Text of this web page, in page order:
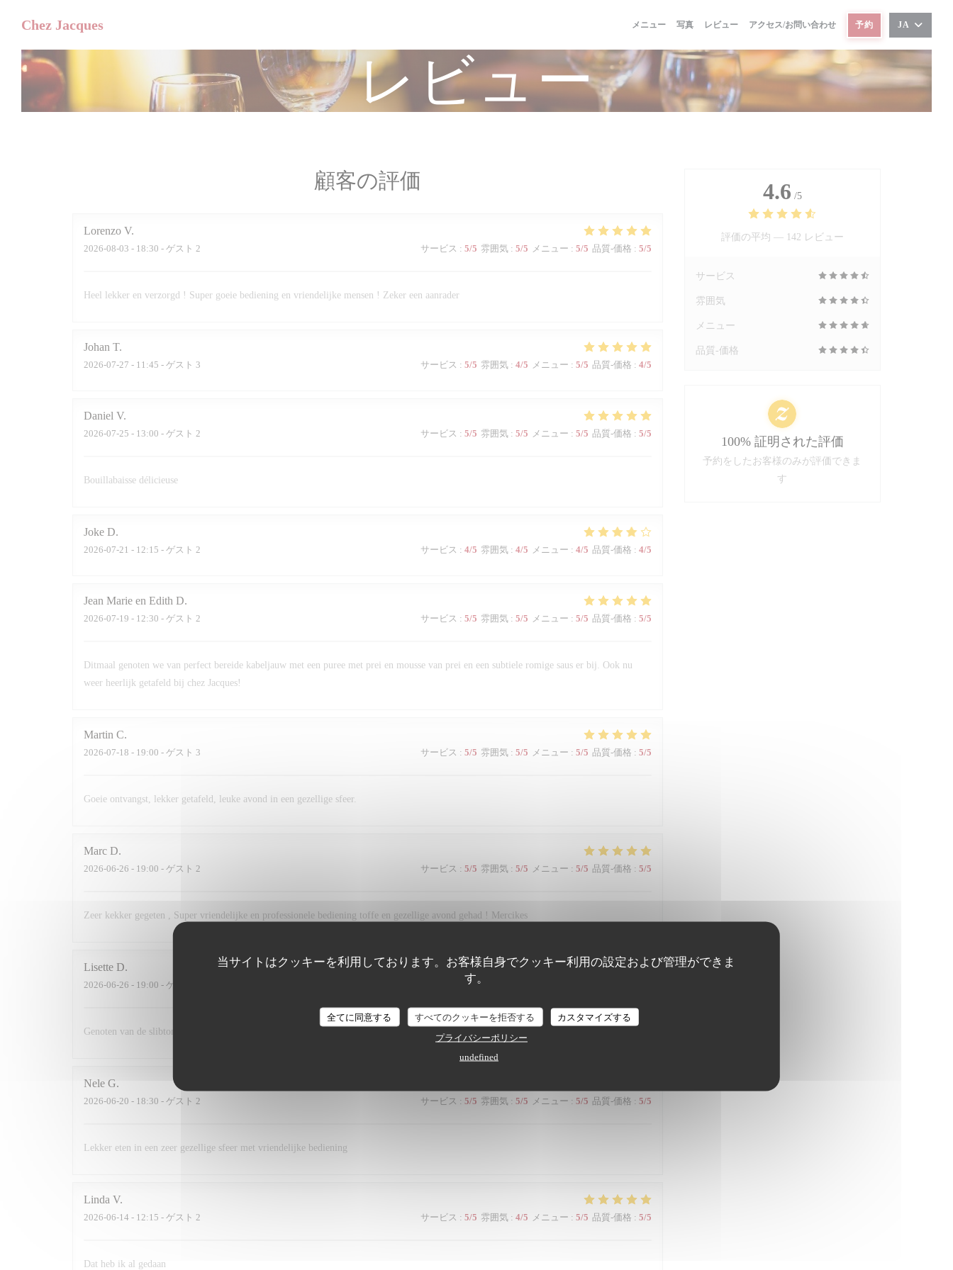
当サイトはクッキーを利用しております。お客様自身でクッキー利用の設定および管理ができま
す。
全てに同意する すべてのクッキーを拒否する
カスタマイズする
プライバシーポリシー
undefined
Chez Jacques メニュー 写真 レビュー アクセス/お問い合わせ 予約 JA
レビュー
顧客の評価
Lorenzo V
2026-08-03 - 18:30 - ゲスト 2 サービス : 5/5 雰囲気: 5/5 メニュー : 5/5 品質-価格 : 5/5
Heel lekker en verzorgd ! Super goeie bediening en vriendelijke mensen ! Zeker een aanrader
Johan T
2026-07-27 - 11:45 - ゲスト 3 サービス : 5/5 雰囲気: 4/5 メニュー : 5/5 品質-価格 : 4/5
Daniel V
2026-07-25 - 13:00 - ゲスト 2 サービス : 5/5 雰囲気: 5/5 メニュー : 5/5 品質-価格 : 5/5
Bouillabaisse délicieuse
Joke D
2026-07-21 - 12:15 - ゲスト 2 サービス : 4/5 雰囲気: 4/5 メニュー : 4/5 品質-価格 : 4/5
Jean Marie en Edith D
2026-07-19 - 12:30 - ゲスト 2 サービス : 5/5 雰囲気: 5/5 メニュー : 5/5 品質-価格 : 5/5
Ditmaal genoten we van perfect bereide kabeljauw met een puree met prei en mousse van prei en een subtiele romige saus er bij. Ook nu
weer heerlijk getafeld bij chez Jacques!
Martin C
2026-07-18 - 19:00 - ゲスト 3 サービス : 5/5 雰囲気: 5/5 メニュー : 5/5 品質-価格 : 5/5
Goeie ontvangst, lekker getafeld, leuke avond in een gezellige sfeer.
Marc D
2026-06-26 - 19:00 - ゲスト 2 サービス : 5/5 雰囲気: 5/5 メニュー : 5/5 品質-価格 : 5/5
Zeer kekker gegeten , Super vriendelijke en professionele bediening toffe en gezellige avond gehad ! Mercikes
Lisette D
2026-06-26 - 19:00 - ゲスト 2 5/5 雰囲気
Genoten van de slibtongetjes
Nele G
2026-06-20 - 18:30 - ゲスト 2 サービス : 5/5 雰囲気 : 5/5 メニュー : 5/5 品質-価格 : 5/5
Lekker eten in een zeer gezellige sfeer met vriendelijke bediening
Linda V
2026-06-14 - 12:15 - ゲスト 2 サービス : 5/5 雰囲気: 4/5 メニュー : 5/5 品質-価格 : 5/5
Dat heb ik al gedaan
4.6 /5
評価の平均 — 142 レビュー
サービス
雰囲気
メニュー
品質-価格
100% 証明された評価
予約をしたお客様のみが評価できま
す